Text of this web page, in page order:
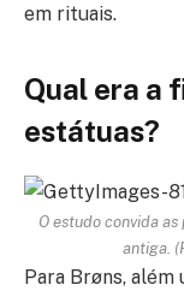
em rituais.
Qual era a
estátuas?
O estudo convida
antiga.
Para Brøns,